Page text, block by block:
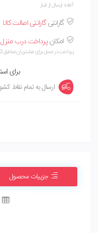
آماده ارسال از انبار
گارانتیگارانتی اصالت کالا
امکانپرداخت درب
پرداخت در محل برای مشتریان مناطق 22 گانه تهران
برای
ارسال به تمام نقاط
جزییات محصول